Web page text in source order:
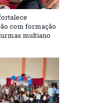
com formação
multiano